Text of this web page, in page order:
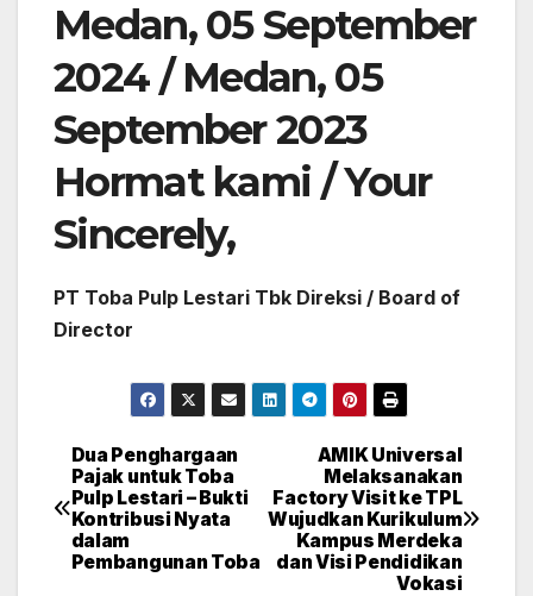
Medan, 05 September
2024 / Medan, 05
September 2023
Hormat kami / Your
Sincerely,
PT Toba Pulp Lestari Tbk Direksi / Board of
Director
Post
navigation
AMIK Universal
Melaksanakan
Factory Visit ke TPL
Wujudkan Kurikulum
Kampus Merdeka
dan Visi Pendidikan
Vokasi
Dua Penghargaan
Pajak untuk Toba
Pulp Lestari – Bukti
Kontribusi Nyata
dalam
Pembangunan Toba